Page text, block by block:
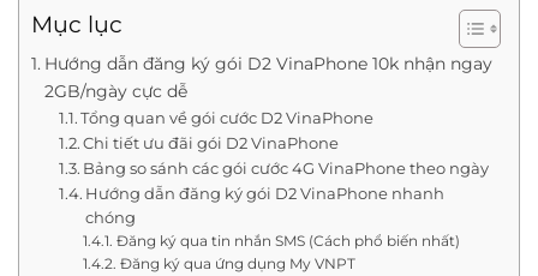
Mục lục
Hướng dẫn đăng ký gói D2 VinaPhone 10k nhận ngay
2GB/ngày cực dễ
Tổng quan về gói cước D2 VinaPhone
Chi tiết ưu đãi gói D2 VinaPhone
Bảng so sánh các gói cước 4G VinaPhone theo ngày
Hướng dẫn đăng ký gói D2 VinaPhone nhanh
chóng
Đăng ký qua tin nhắn SMS (Cách phổ biến nhất)
Đăng ký qua ứng dụng My VNPT